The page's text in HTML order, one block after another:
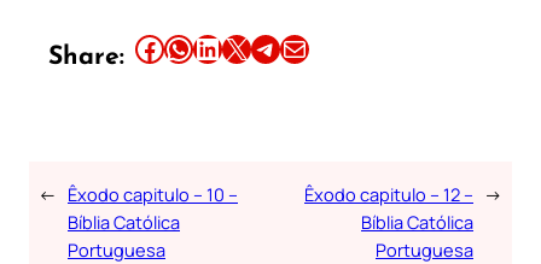
Share: Share this article on Facebook Share this article on WhatsApp Share this article on LinkedIn Share this article on X Share this article on TelegramEmail this Article
← Êxodo capitulo – 10 –
Bíblia Católica
Portuguesa
Êxodo capitulo – 12 –
Bíblia Católica
Portuguesa
→